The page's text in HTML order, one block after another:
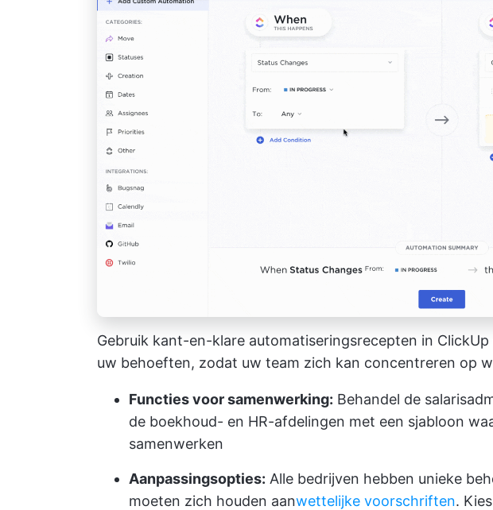
Gebruik kant-en-klare automatiseringsrecepten in
uw behoeften, zodat uw team zich kan concentreren op
Functies voor samenwerking: Behandel de
de boekhoud- en HR-afdelingen met een sjabloon
samenwerken
Aanpassingsopties: Alle bedrijven hebben unieke
moeten zich houden aanwettelijke voorschriften.